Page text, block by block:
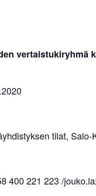
vertaistukiryhmä
tilat,
400 221 223 /